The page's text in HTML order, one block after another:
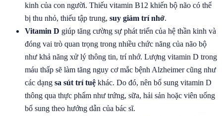
kinh của con người. Thiếu vitamin B12 khiến bộ não có thể
bị thu nhỏ, thiếu tập trung, suy giảm trí nhớ.
Vitamin D giúp tăng cường sự phát triển của hệ thần kinh và
đóng vai trò quan trọng trong nhiều chức năng của não bộ
như khả năng xử lý thông tin, trí nhớ. Lượng vitamin D trong
máu thấp sẽ làm tăng nguy cơ mắc bệnh Alzheimer cũng như
các dạng sa sút trí tuệ khác. Do đó, nên bổ sung vitamin D
thông qua thực phẩm như trứng, sữa, hải sản hoặc viên uống
bổ sung theo hướng dẫn của bác sĩ.